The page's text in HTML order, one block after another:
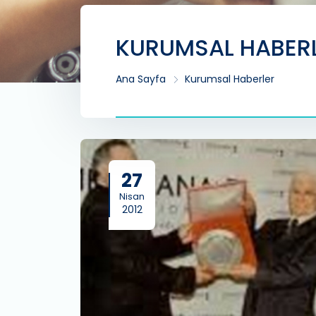
KURUMSAL
Ana Sayfa Kurumsal Haberler
27
Nisan
2012